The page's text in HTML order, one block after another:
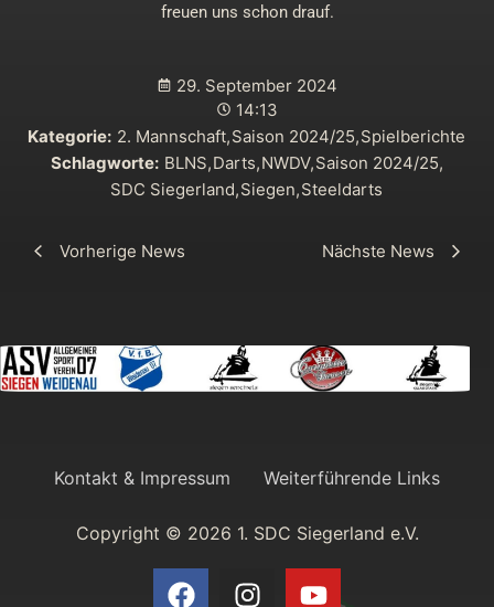
freuen uns schon drauf.
29. September 2024
14:13
Kategorie: 2. Mannschaft,Saison 2024/25,Spielberichte
Schlagworte: BLNS,Darts,NWDV,Saison 2024/25,
SDC Siegerland,Siegen,Steeldarts
Vorherige News Nächste News
Kontakt & Impressum Weiterführende Links
Copyright © 2026 1. SDC Siegerland e.V.